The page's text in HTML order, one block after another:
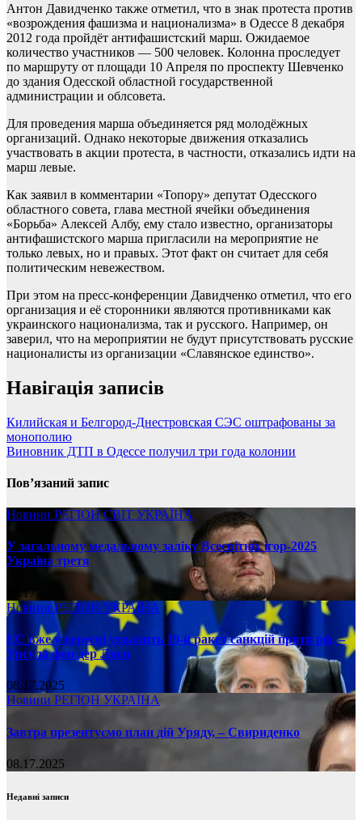
Антон Давидченко также отметил, что в знак протеста против
«возрождения фашизма и национализма» в Одессе 8 декабря
2012 года пройдёт антифашистский марш. Ожидаемое
количество участников — 500 человек. Колонна проследует
по маршруту от площади 10 Апреля по проспекту Шевченко
до здания Одесской областной государственной
администрации и облсовета.
Для проведения марша объединяется ряд молодёжных
организаций. Однако некоторые движения отказались
участвовать в акции протеста, в частности, отказались идти на
марш левые.
Как заявил в комментарии «Топору» депутат Одесского
областного совета, глава местной ячейки объединения
«Борьба» Алексей Албу, ему стало известно, организаторы
антифашистского марша пригласили на мероприятие не
только левых, но и правых. Этот факт он считает для себя
политическим невежеством.
При этом на пресс-конференции Давидченко отметил, что его
организация и её сторонники являются противниками как
украинского национализма, так и русского. Например, он
заверил, что на мероприятии не будут присутствовать русские
националисты из организации «Славянское единство».
Навігація записів
Килийская и Белгород-Днестровская СЭС оштрафованы за
монополию
Виновник ДТП в Одессе получил три года колонии
Пов’язаний запис
Новини РЕГІОНСВІТ УКРАЇНА
У загальному медальному заліку Всесвітніх ігор-2025
Україна третя
08.17.2025
НовиниРЕГІОН УКРАЇНА
ЄС вже у вересні ухвалить 19-й ракет санкцій проти рф, –
Урсула фон дер Ляєн
08.17.2025
Новини РЕГІОН УКРАЇНА
Завтра презентуємо план дій Уряду, – Свириденко
08.17.2025
Недавні записи